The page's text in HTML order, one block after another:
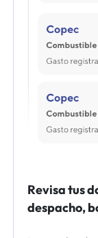
Revisa tus
despacho,